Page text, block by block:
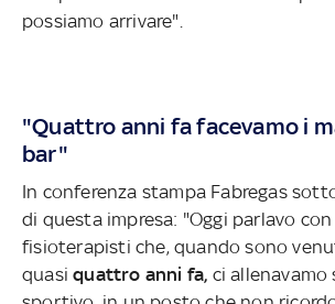
possiamo arrivare".
"Quattro anni fa facevamo i
bar"
In conferenza stampa Fabregas
di questa impresa: "Oggi parlavo
fisioterapisti che, quando sono
quasiquattro anni fa, ci allenavamo